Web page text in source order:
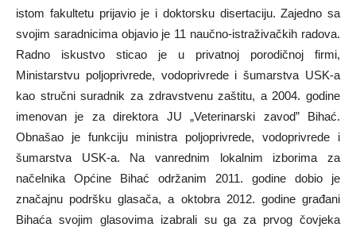
istom fakultetu prijavio je i doktorsku disertaciju. Zajedno sa
svojim saradnicima objavio je 11 naučno-istraživačkih radova.
Radno iskustvo sticao je u privatnoj porodičnoj firmi,
Ministarstvu poljoprivrede, vodoprivrede i šumarstva USK-a
kao stručni suradnik za zdravstvenu zaštitu, a 2004. godine
imenovan je za direktora JU „Veterinarski zavod” Bihać.
Obnašao je funkciju ministra poljoprivrede, vodoprivrede i
šumarstva USK-a. Na vanrednim lokalnim izborima za
načelnika Općine Bihać održanim 2011. godine dobio je
značajnu podršku glasača, a oktobra 2012. godine građani
Bihaća svojim glasovima izabrali su ga za prvog čovjeka